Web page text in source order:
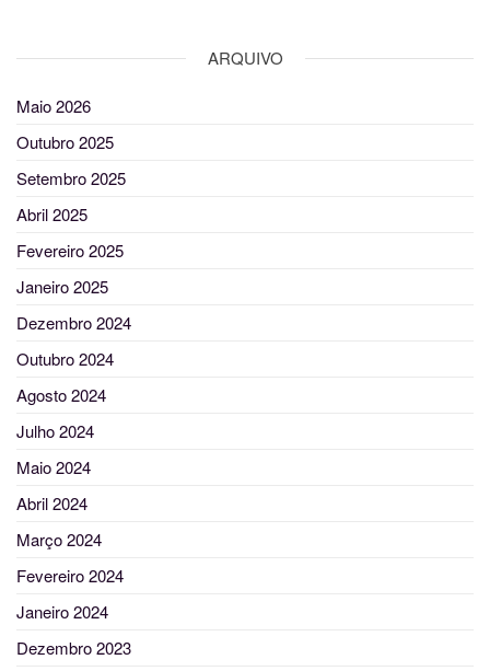
ARQUIVO
Maio 2026
Outubro 2025
Setembro 2025
Abril 2025
Fevereiro 2025
Janeiro 2025
Dezembro 2024
Outubro 2024
Agosto 2024
Julho 2024
Maio 2024
Abril 2024
Março 2024
Fevereiro 2024
Janeiro 2024
Dezembro 2023